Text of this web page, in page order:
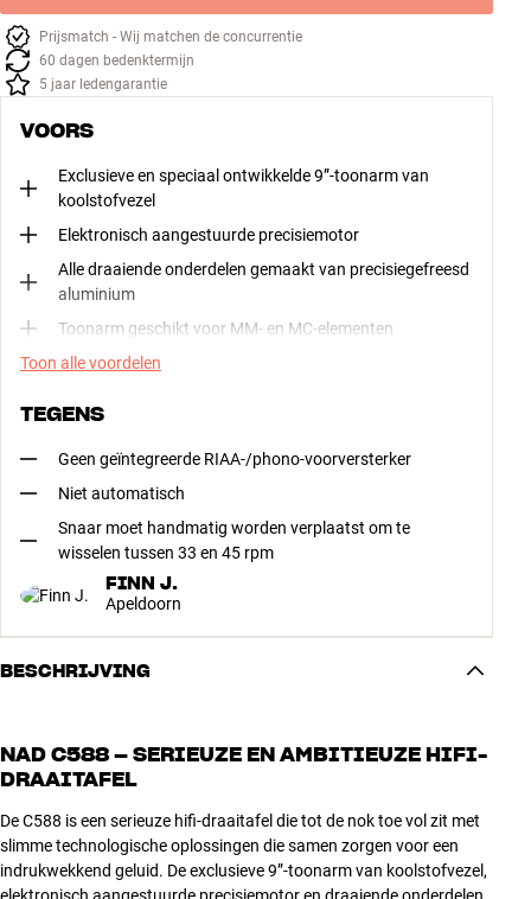
Prijsmatch - Wij matchen de concurrentie
60 dagen bedenktermijn
5 jaar ledengarantie
VOORS
Exclusieve en speciaal ontwikkelde 9”-toonarm van
koolstofvezel
Elektronisch aangestuurde precisiemotor
Alle draaiende onderdelen gemaakt van precisiegefreesd
aluminium
Toonarm geschikt voor MM- en MC-elementen
Toon alle voordelen
TEGENS
Geen geïntegreerde RIAA-/phono-voorversterker
Niet automatisch
Snaar moet handmatig worden verplaatst om te
wisselen tussen 33 en 45 rpm
FINN J.
Apeldoorn
BESCHRIJVING
NAD C588 – SERIEUZE EN AMBITIEUZE HIFI-
DRAAITAFEL
De C588 is een serieuze hifi-draaitafel die tot de nok toe vol zit met
slimme technologische oplossingen die samen zorgen voor een
indrukwekkend geluid. De exclusieve 9”-toonarm van koolstofvezel,